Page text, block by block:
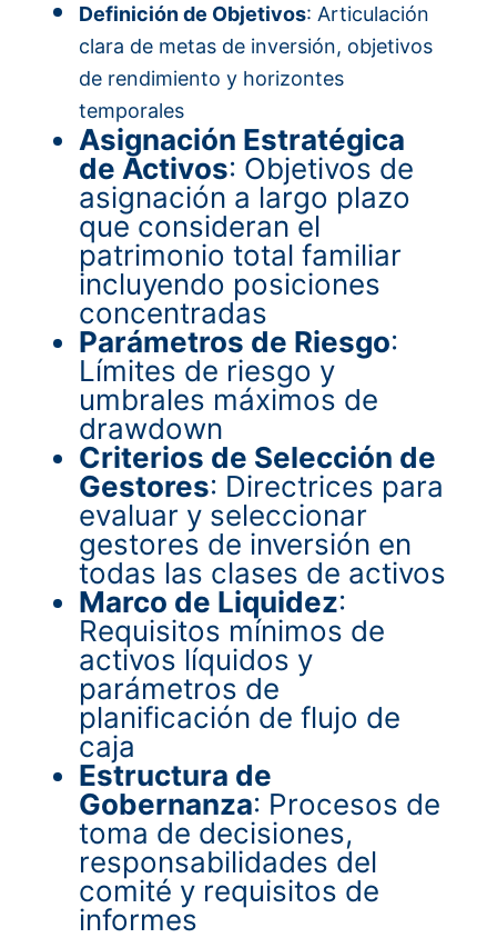
Definición de Objetivos: Articulación
clara de metas de inversión, objetivos
de rendimiento y horizontes
temporales
Asignación Estratégica
de Activos: Objetivos de
asignación a largo plazo
que consideran el
patrimonio total familiar
incluyendo posiciones
concentradas
Parámetros de Riesgo:
Límites de riesgo y
umbrales máximos de
drawdown
Criterios de Selección de
Gestores: Directrices para
evaluar y seleccionar
gestores de inversión en
todas las clases de activos
Marco de Liquidez:
Requisitos mínimos de
activos líquidos y
parámetros de
planificación de flujo de
caja
Estructura de
Gobernanza: Procesos de
toma de decisiones,
responsabilidades del
comité y requisitos de
informes